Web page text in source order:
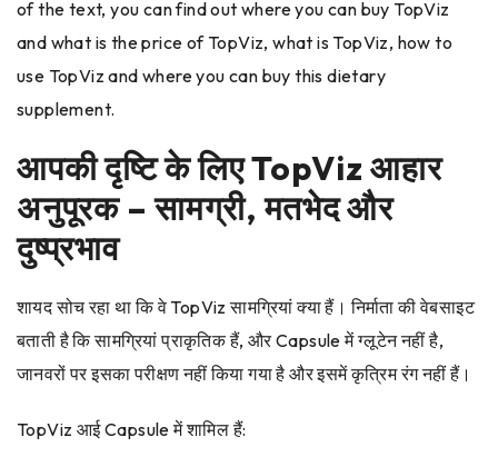
of the text, you can find out where you can buy TopViz
and what is the price of TopViz, what is TopViz, how to
use TopViz and where you can buy this dietary
supplement.
आपकी दृष्टि के लिए TopViz आहार
अनुपूरक – सामग्री, मतभेद और
दुष्प्रभाव
शायद सोच रहा था कि वे TopViz सामग्रियां क्या हैं। निर्माता की वेबसाइट
बताती है कि सामग्रियां प्राकृतिक हैं, और Capsule में ग्लूटेन नहीं है,
जानवरों पर इसका परीक्षण नहीं किया गया है और इसमें कृत्रिम रंग नहीं हैं।
TopViz आई Capsule में शामिल हैं: